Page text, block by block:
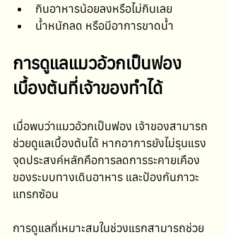
กินอาหารน้อยลงหรือไม่กินเลย
น้ำหนักลด หรือมีอาการขาดน้ำ
การดูแลแมวอ้วกเป็นฟอง
เบื้องต้นที่เจ้าของทำได้
เมื่อพบว่าแมวอ้วกเป็นฟอง เจ้าของสามารถ
ช่วยดูแลเบื้องต้นได้ หากอาการยังไม่รุนแรง
จุดประสงค์หลักคือการลดการระคายเคือง
ของระบบทางเดินอาหาร และป้องกันภาวะ
แทรกซ้อน
การดูแลที่เหมาะสมในช่วงแรกสามารถช่วย